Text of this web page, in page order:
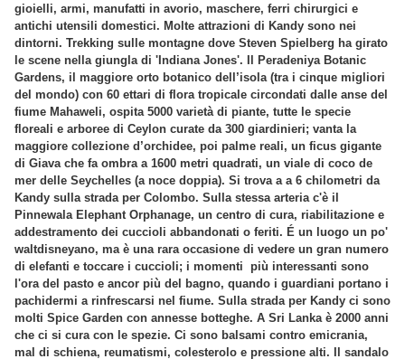
gioielli, armi, manufatti in avorio, maschere, ferri chirurgici e
antichi utensili domestici. Molte attrazioni di Kandy sono nei
dintorni. Trekking sulle montagne dove Steven Spielberg ha girato
le scene nella giungla di 'Indiana Jones'. Il Peradeniya Botanic
Gardens, il maggiore orto botanico dell’isola (tra i cinque migliori
del mondo) con 60 ettari di flora tropicale circondati dalle anse del
fiume Mahaweli, ospita 5000 varietà di piante, tutte le specie
floreali e arboree di Ceylon curate da 300 giardinieri; vanta la
maggiore collezione d’orchidee, poi palme reali, un ficus gigante
di Giava che fa ombra a 1600 metri quadrati, un viale di coco de
mer delle Seychelles (a noce doppia). Si trova a a 6 chilometri da
Kandy sulla strada per Colombo. Sulla stessa arteria c'è il
Pinnewala Elephant Orphanage, un centro di cura, riabilitazione e
addestramento dei cuccioli abbandonati o feriti. É un luogo un po'
waltdisneyano, ma è una rara occasione di vedere un gran numero
di elefanti e toccare i cuccioli; i momenti più interessanti sono
l'ora del pasto e ancor più del bagno, quando i guardiani portano i
pachidermi a rinfrescarsi nel fiume. Sulla strada per Kandy ci sono
molti Spice Garden con annesse botteghe. A Sri Lanka è 2000 anni
che ci si cura con le spezie. Ci sono balsami contro emicrania,
mal di schiena, reumatismi, colesterolo e pressione alti. Il sandalo